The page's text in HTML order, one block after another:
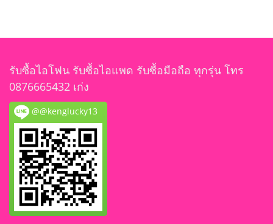
รับซื้อไอโฟน รับซื้อไอแพด รับซื้อมือถือ ทุกรุ่น โทร
0876665432 เก่ง
@@kenglucky13